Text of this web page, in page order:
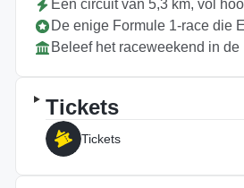
Een circuit van 5,3 km, vol
De enige Formule 1-race die
Beleef het raceweekend in
Tickets
Tickets